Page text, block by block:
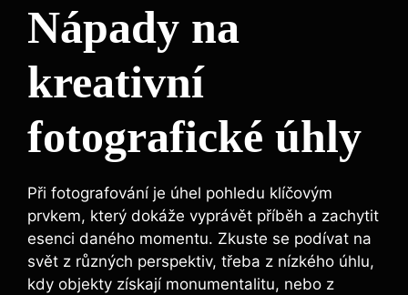
Nápady na
kreativní
fotografické úhly
Při fotografování je úhel pohledu klíčovým
prvkem, který dokáže vyprávět příběh a zachytit
esenci daného momentu. Zkuste se podívat na
svět z různých perspektiv, třeba z nízkého úhlu,
kdy objekty získají monumentalitu, nebo z